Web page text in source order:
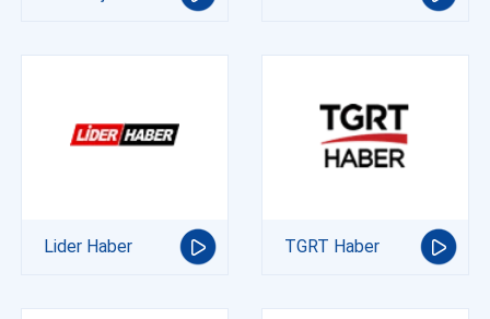
Lider Haber TGRT Haber